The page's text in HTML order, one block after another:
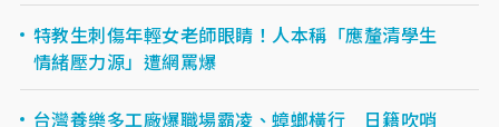
特教生刺傷年輕女老師眼睛！人本稱「應釐清學生
情緒壓力源」遭網罵爆
台灣養樂多工廠爆職場霸凌、蟑螂橫行 日籍吹哨